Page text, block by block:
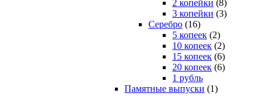
2 копейки (8)
3 копейки (3)
Серебро (16)
5 копеек (2)
10 копеек (2)
15 копеек (6)
20 копеек (6)
1 рубль
Памятные выпуски (1)